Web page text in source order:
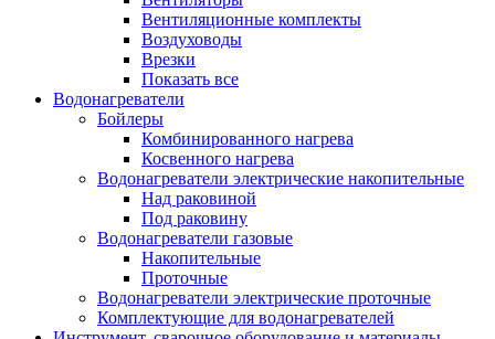
Вентиляционные комплекты
Воздуховоды
Врезки
Показать все
Водонагреватели
Бойлеры
Комбинированного нагрева
Косвенного нагрева
Водонагреватели электрические накопительные
Над раковиной
Под раковину
Водонагреватели газовые
Накопительные
Проточные
Водонагреватели электрические проточные
Комплектующие для водонагревателей